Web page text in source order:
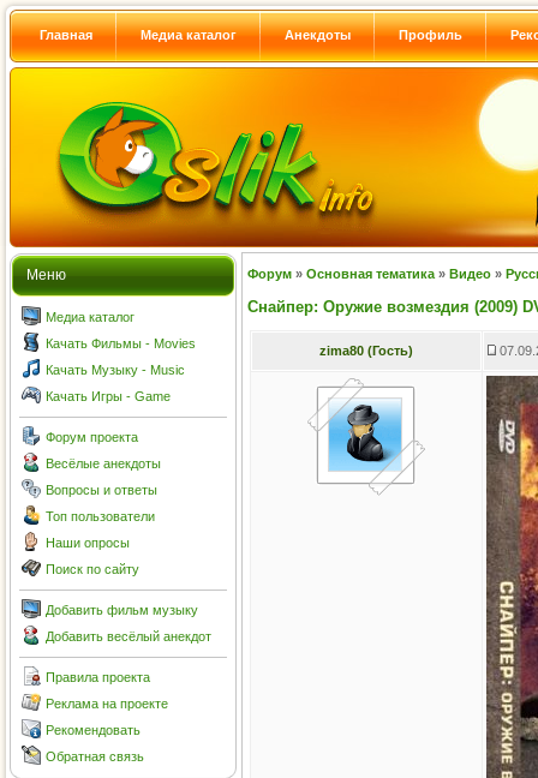
Главная Медиа каталог Анекдоты Профиль
Меню
Медиа каталог
Качать Фильмы - Movies
Качать Музыку - Music
Качать Игры - Game
Форум проекта
Весёлые анекдоты
Вопросы и ответы
Топ пользователи
Наши опросы
Поиск по сайту
Добавить фильм музыку
Добавить весёлый анекдот
Правила проекта
Реклама на проекте
Рекомендовать
Обратная связь
Форум » Основная тематика » Видео »
Снайпер: Оружие возмездия (2009)
zima80 (Гость)